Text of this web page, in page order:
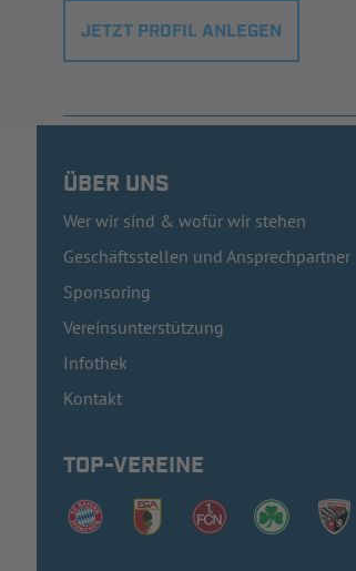
JETZT PROFIL ANLEGEN
ÜBER UNS
Wer wir sind & wofür wir stehen
Geschäftsstellen und Ansprechpartner
Sponsoring
Vereinsunterstützung
Infothek
Kontakt
TOP-VEREINE